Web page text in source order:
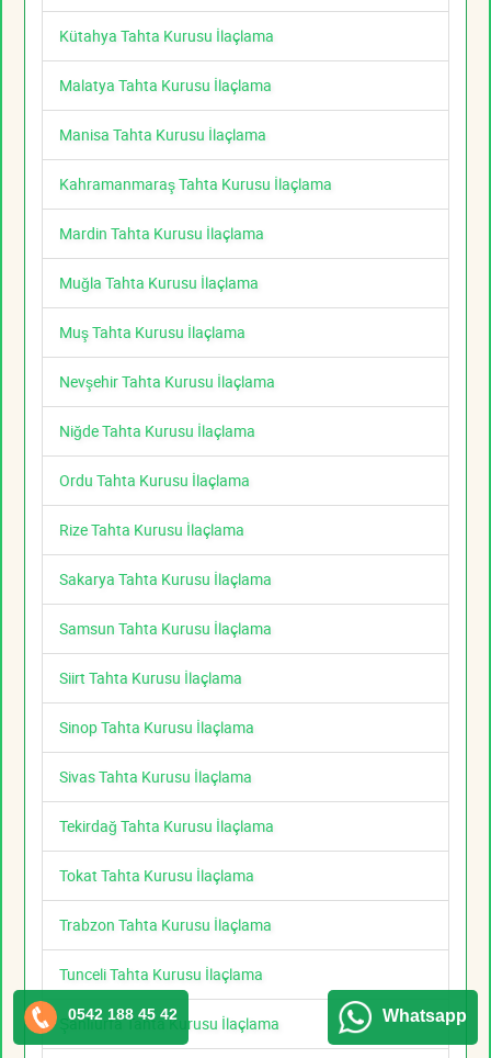
Kütahya Tahta Kurusu İlaçlama
Malatya Tahta Kurusu İlaçlama
Manisa Tahta Kurusu İlaçlama
Kahramanmaraş Tahta Kurusu İlaçlama
Mardin Tahta Kurusu İlaçlama
Muğla Tahta Kurusu İlaçlama
Muş Tahta Kurusu İlaçlama
Nevşehir Tahta Kurusu İlaçlama
Niğde Tahta Kurusu İlaçlama
Ordu Tahta Kurusu İlaçlama
Rize Tahta Kurusu İlaçlama
Sakarya Tahta Kurusu İlaçlama
Samsun Tahta Kurusu İlaçlama
Siirt Tahta Kurusu İlaçlama
Sinop Tahta Kurusu İlaçlama
Sivas Tahta Kurusu İlaçlama
Tekirdağ Tahta Kurusu İlaçlama
Tokat Tahta Kurusu İlaçlama
Trabzon Tahta Kurusu İlaçlama
Tunceli Tahta Kurusu İlaçlama
Şanlıurfa Tahta Kurusu İlaçlama
0542 188 45 42 Whatsapp